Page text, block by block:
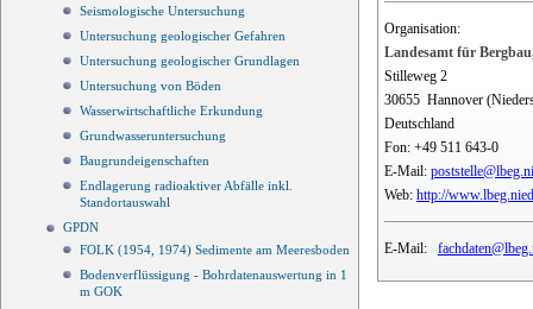
Seismologische Untersuchung
Untersuchung geologischer Gefahren
Untersuchung geologischer Grundlagen
Untersuchung von Böden
Wasserwirtschaftliche Erkundung
Grundwasseruntersuchung
Baugrundeigenschaften
Endlagerung radioaktiver Abfälle inkl.
Standortauswahl
GPDN
FOLK (1954, 1974) Sedimente am Meeresboden
Bodenverflüssigung - Bohrdatenauswertung in 1
m GOK
Organisation:
Landesamt für
Stilleweg 2
30655 Hannover
Deutschland
Fon: +49 511 643-0
E-Mail:
Web: http://
E-Mail: